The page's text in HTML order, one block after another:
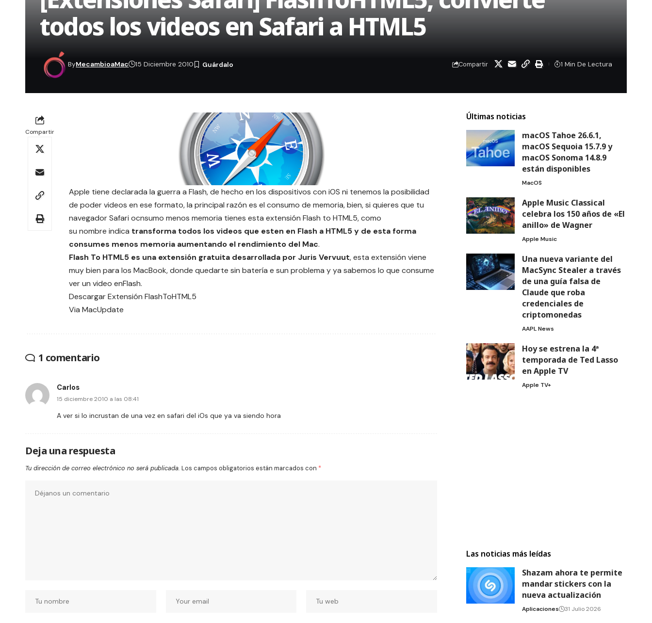
todos los videos en Safari a HTML5
ByMecambioaMac 15 Diciembre 2010 Compartir 1 Min De Lectura
Compartir
Apple tiene declarada la guerra a Flash, de hecho en los dispositivos con iOS ni tenemos la posibilidad
de poder videos en ese formato, la principal razón es el consumo de memoria, bien, si quieres que tu
navegador Safari ocnsumo menos memoria tienes esta extensión Flash to HTML5, como
su nombre indica transforma todos los videos que esten en Flash a HTML5 y de esta forma
consumes menos memoria aumentando el rendimiento del Mac.
Flash To HTML5 es una extensión gratuita desarrollada por Juris Vervuut, esta extensión viene
muy bien para los MacBook, donde quedarte sin batería e sun problema y ya sabemos lo que consume
ver un video enFlash.
DescargarExtensión FlashToHTML5
Via MacUpdate
1 comentario
Carlos
15 diciembre 2010 a las 08:41
A ver si lo incrustan de una vez en safari del iOs que ya va siendo hora
Deja una respuesta
Tu dirección de correo electrónico no será publicada. Los campos obligatorios están marcados con *
Últimas noticias
macOS Tahoe 26.6.1,
macOS Sequoia 15.7.9 y
macOS Sonoma 14.8.9
están disponibles
MacOS
Apple Music Classical
celebra los 150 años de «El
anillo» de Wagner
Apple Music
Una nueva variante del
MacSync Stealer a través
de una guía falsa de
Claude que roba
credenciales de
criptomonedas
AAPL News
Hoy se estrena la 4ª
temporada de Ted Lasso
en Apple TV
Apple TV+
Las noticias más leídas
Shazam ahora te permite
mandar stickers con la
nueva actualización
Aplicaciones 31 Julio 2026